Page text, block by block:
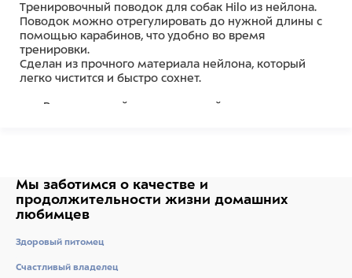
Тренировочный поводок для собак Hilo из нейлона.
Поводок можно отрегулировать до нужной длины с
помощью карабинов, что удобно во время
тренировки.
Сделан из прочного материала нейлона, который
легко чистится и быстро сохнет.
Регулируемый тренировочный поводок для
Ширина 2,5 см
Цвет антрацит
Нейлон
Мы заботимся о качестве и
продолжительности жизни домашних
любимцев
Здоровый питомец
Счастливый владелец